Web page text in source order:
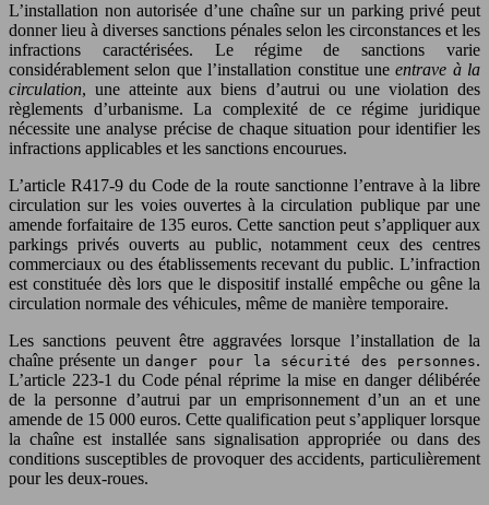
L’installation non autorisée d’une chaîne sur un parking privé peut
donner lieu à diverses sanctions pénales selon les circonstances et les
infractions caractérisées. Le régime de sanctions varie
considérablement selon que l’installation constitue uneentrave à la
circulation, une atteinte aux biens d’autrui ou une violation des
règlements d’urbanisme. La complexité de ce régime juridique
nécessite une analyse précise de chaque situation pour identifier les
infractions applicables et les sanctions encourues.
L’article R417-9 du Code de la route sanctionne l’entrave à la libre
circulation sur les voies ouvertes à la circulation publique par une
amende forfaitaire de 135 euros. Cette sanction peut s’appliquer aux
parkings privés ouverts au public, notamment ceux des centres
commerciaux ou des établissements recevant du public. L’infraction
est constituée dès lors que le dispositif installé empêche ou gêne la
circulation normale des véhicules, même de manière temporaire.
Les sanctions peuvent être aggravées lorsque l’installation de la
chaîne présente undanger pour la sécurité des personnes.
L’article 223-1 du Code pénal réprime la mise en danger délibérée
de la personne d’autrui par un emprisonnement d’un an et une
amende de 15 000 euros. Cette qualification peut s’appliquer lorsque
la chaîne est installée sans signalisation appropriée ou dans des
conditions susceptibles de provoquer des accidents, particulièrement
pour les deux-roues.